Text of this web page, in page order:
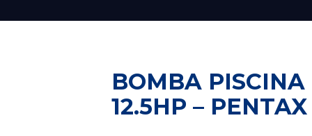
BOMBA
12.5HP – PENTAX